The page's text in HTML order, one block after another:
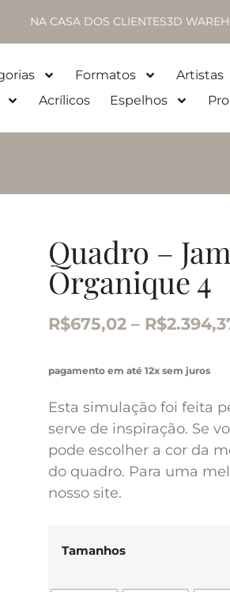
NA CASA DOS CLIENTES3D
Formatos Artistas
Acrílicos Espelhos
Quadro –
Organique 4
R$675,02 – R$
pagamento em até 12x sem juros
Esta simulação foi feita
serve de inspiração. Se
pode escolher a cor da
do quadro. Para uma
nosso site.
Tamanhos